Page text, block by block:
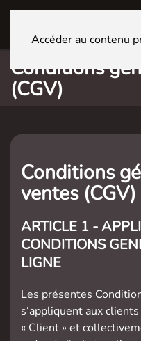
Accéder au contenu
Conditions
(CGV)
Conditions
ventes (CGV)
ARTICLE 1 -
CONDITIONS
LIGNE
Les présentes
s‘appliquent aux
« Client » et